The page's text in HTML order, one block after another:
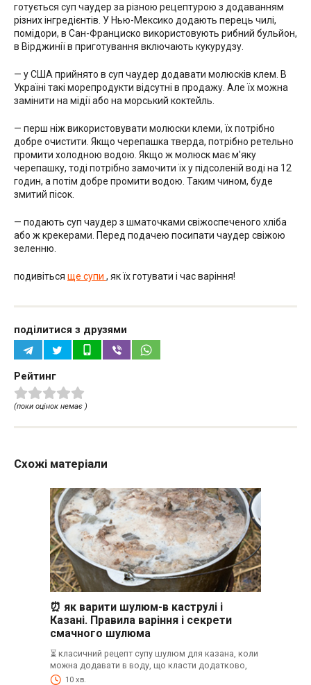
готується суп чаудер за різною рецептурою з додаванням
різних інгредієнтів. У Нью-Мексико додають перець чилі,
помідори, в Сан-Франциско використовують рибний бульйон,
в Вірджинії в приготування включають кукурудзу.
— у США прийнято в суп чаудер додавати молюсків клем. В
Україні такі морепродукти відсутні в продажу. Але їх можна
замінити на мідії або на морський коктейль.
— перш ніж використовувати молюски клеми, їх потрібно
добре очистити. Якщо черепашка тверда, потрібно ретельно
промити холодною водою. Якщо ж молюск має м'яку
черепашку, тоді потрібно замочити їх у підсоленій воді на 12
годин, а потім добре промити водою. Таким чином, буде
змитий пісок.
— подають суп чаудер з шматочками свіжоспеченого хліба
або ж крекерами. Перед подачею посипати чаудер свіжою
зеленню.
подивіться ще супи , як їх готувати і час варіння!
поділитися з друзями
Рейтинг
(поки оцінок немає )
Схожі матеріали
⏰ як варити шулюм-в каструлі і
Казані. Правила варіння і секрети
смачного шулюма
⏳ класичний рецепт супу шулюм для казана, коли
можна додавати в воду, що класти додатково,
10 хв.